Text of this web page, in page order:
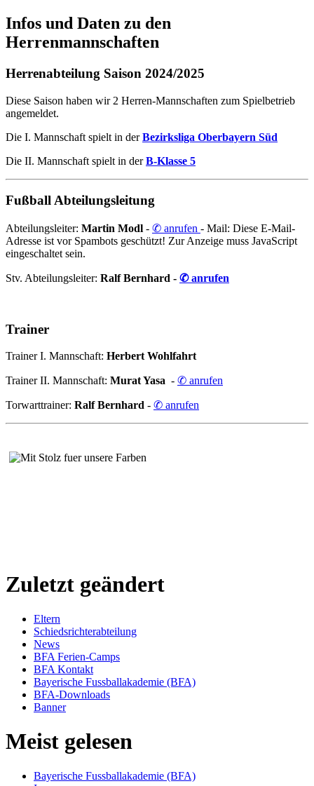
Infos und Daten zu den
Herrenmannschaften
Herrenabteilung Saison 2024/2025
Diese Saison haben wir 2 Herren-Mannschaften zum Spielbetrieb
angemeldet.
Die I. Mannschaft spielt in derBezirksliga Oberbayern Süd
Die II. Mannschaft spielt in derB-Klasse 5
Fußball Abteilungsleitung
Abteilungsleiter: Martin Modl - ✆ anrufen - Mail: Diese E-Mail-
Adresse ist vor Spambots geschützt! Zur Anzeige muss JavaScript
eingeschaltet sein.
Stv. Abteilungsleiter: Ralf Bernhard - ✆ anrufen
Trainer
Trainer I. Mannschaft: Herbert Wohlfahrt
Trainer II. Mannschaft: Murat Yasa - ✆ anrufen
Torwarttrainer: Ralf Bernhard - ✆ anrufen
Zuletzt geändert
Eltern
Schiedsrichterabteilung
News
BFA Ferien-Camps
BFA Kontakt
Bayerische Fussballakademie (BFA)
BFA-Downloads
Banner
Meist gelesen
Bayerische Fussballakademie (BFA)